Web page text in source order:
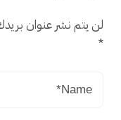
لن يتم نشر عنوان بريدك
*